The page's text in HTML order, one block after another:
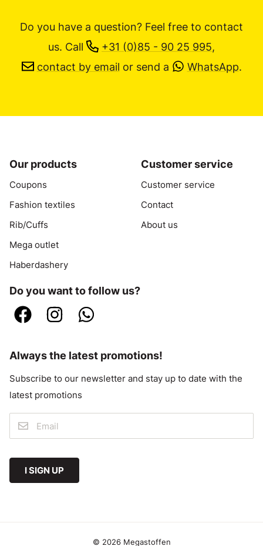
Do you have a question? Feel free to contact
us. Call +31 (0)85 - 90 25 995,
contact by email or send a WhatsApp.
Our products
Coupons
Fashion textiles
Rib/Cuffs
Mega outlet
Haberdashery
Customer service
Customer service
Contact
About us
Do you want to follow us?
Always the latest promotions!
Subscribe to our newsletter and stay up to date with the
latest promotions
I SIGN UP
© 2026 Megastoffen